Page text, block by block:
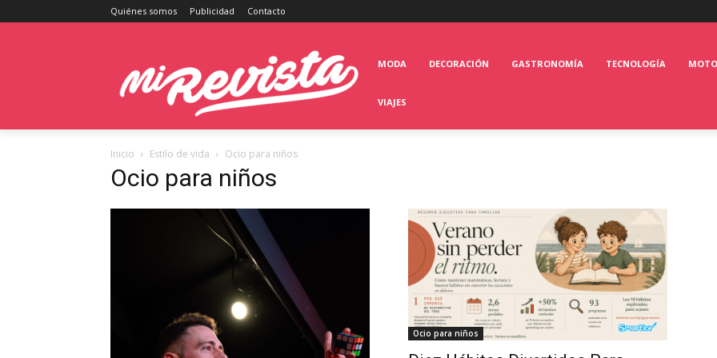
Quiénes somos Publicidad Contacto
MODA DECORACIÓN GASTRONOMÍA TECNOLOGÍA
VIAJES
Inicio Estilo de vida Ocio para niños
Ocio para niños
Ocio para niños